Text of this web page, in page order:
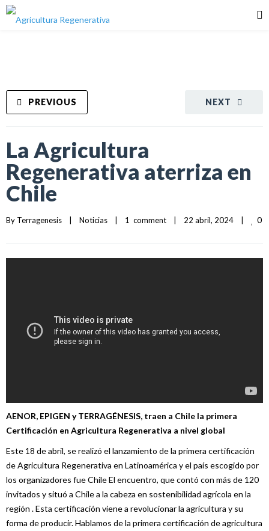
NEXT
PREVIOUS
La Agricultura
Regenerativa aterriza en
Chile
By Terragenesis Noticias 1  comment 22 abril, 2024 0
AENOR, EPIGEN y TERRAGÉNESIS, traen a Chile la primera
Certificación en Agricultura Regenerativa a nivel global
Este 18 de abril, se realizó el lanzamiento de la primera certificación
de Agricultura Regenerativa en Latinoamérica y el país escogido por
los organizadores fue Chile El encuentro, que contó con más de 120
invitados y situó a Chile a la cabeza en sostenibilidad agrícola en la
región . Esta certificación viene a revolucionar la agricultura y su
forma de producir. Hablamos de la primera certificación de agricultura